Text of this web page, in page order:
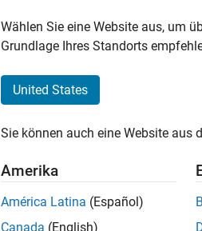
Stellen
Es
Region
Wählen Sie eine Website aus, um
Grundlage Ihres Standorts
United States
Sie können auch eine Website aus
Amerika
América Latina (Español)
Canada (English)